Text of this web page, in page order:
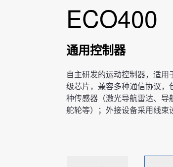
ECO400
通用控制器
自主研发的运动控制器，适
级芯片，兼容多种通信协议
种传感器（激光导航雷达、导
舵轮等）；外接设备采用线束